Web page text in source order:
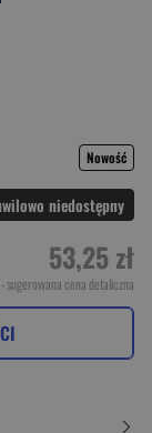
Nowość
niedostępny
53,25 zł
- sugerowana cena detaliczna